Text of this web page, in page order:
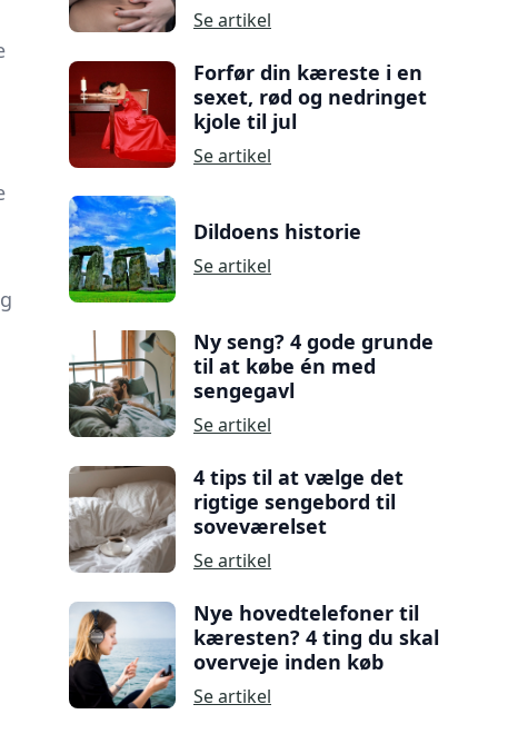
Se artikel
Forfør din kæreste i en
sexet, rød og nedringet
kjole til jul
Se artikel
Dildoens historie
Se artikel
Ny seng? 4 gode grunde
til at købe én med
sengegavl
Se artikel
4 tips til at vælge det
rigtige sengebord til
soveværelset
Se artikel
Nye hovedtelefoner til
kæresten? 4 ting du skal
overveje inden køb
Se artikel